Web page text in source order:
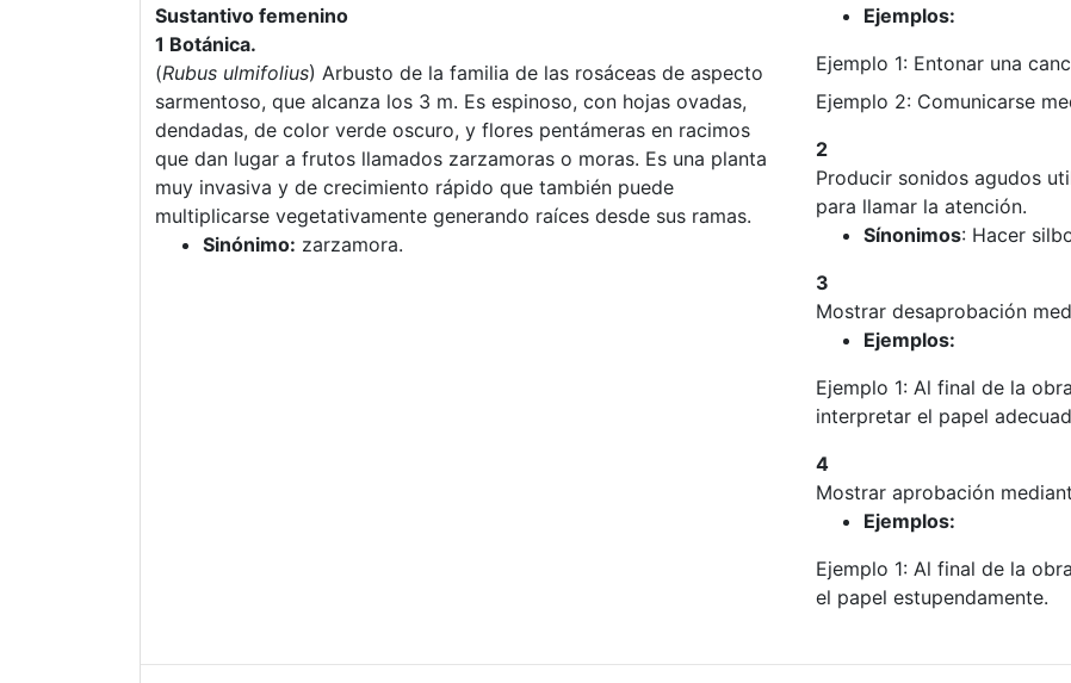
Sustantivo femenino
1 Botánica.
(Rubus ulmifolius) Arbusto de la familia de las rosáceas de aspecto
sarmentoso, que alcanza los 3 m. Es espinoso, con hojas ovadas,
dendadas, de color verde oscuro, y flores pentámeras en racimos
que dan lugar a frutos llamados zarzamoras o moras. Es una planta
muy invasiva y de crecimiento rápido que también puede
multiplicarse vegetativamente generando raíces desde sus ramas.
Sinónimo: zarzamora.
Ejemplos:
Ejemplo 1: Entonar una
Ejemplo 2: Comunicarse
2
Producir sonidos agudos
para llamar la atención.
Sínonimos: Hacer
3
Mostrar desaprobación
Ejemplos:
Ejemplo 1: Al final de la
interpretar el papel
4
Mostrar aprobación
Ejemplos:
Ejemplo 1: Al final de la
el papel estupendamente.